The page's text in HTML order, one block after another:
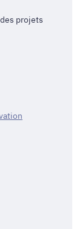
projets